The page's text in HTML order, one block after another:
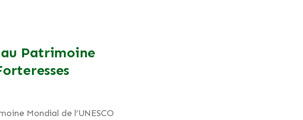
Patrimoine
Mondial de l’UNESCO